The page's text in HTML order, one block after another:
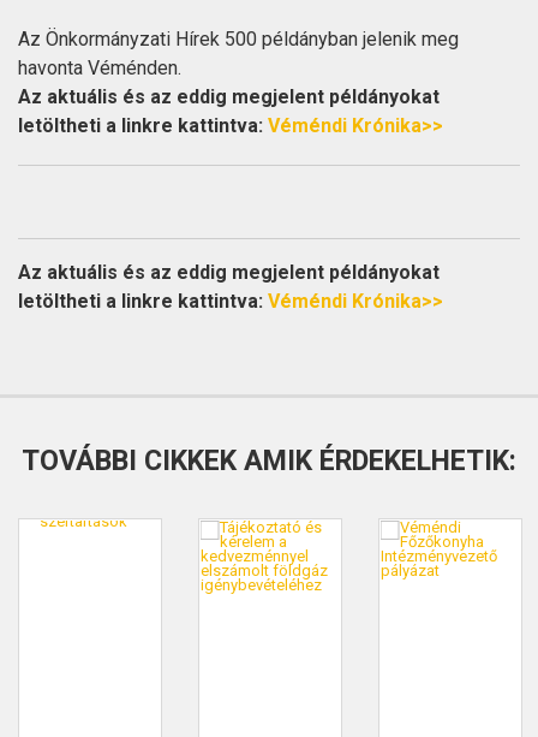
Az Önkormányzati Hírek 500 példányban jelenik meg
havonta Véménden.
Az aktuális és az eddig megjelent példányokat
letöltheti a linkre kattintva: Véméndi Krónika>>
Az aktuális és az eddig megjelent példányokat
letöltheti a linkre kattintva: Véméndi Krónika>>
TOVÁBBI CIKKEK AMIK ÉRDEKELHETIK: